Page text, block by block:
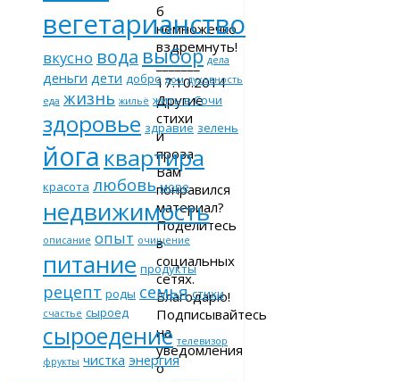
б
немножечко
вздремнуть!
_______
17.10.2014
Другие
стихи
и
проза
Вам
понравился
материал?
Поделитесь
в
социальных
сетях.
Благодарю!
Подписывайтесь
на
уведомления
о
вегетарианство
вкусно вода выбор дела
деньги дети добро дом духовность
еда жизнь жильё жить в Сочи
здоровье здравие зелень
йога квартира
красота любовь море
недвижимость
описание опыт очищение
питание продукты
рецепт роды семья стихи
счастье сыроед
сыроедение телевизор
фрукты чистка энергия